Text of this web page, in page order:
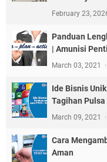
February 23,
Panduan
| Amunisi
March 03, 2021
Ide Bisnis
Tagihan Pulsa
March 09, 2021
Cara
Aman